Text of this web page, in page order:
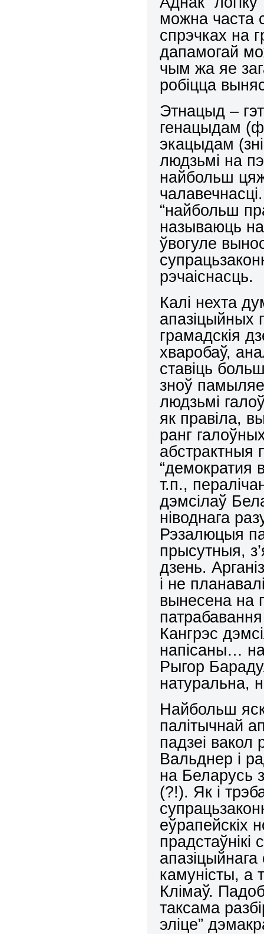
можна часта
спрэчках на
дапамогай
чым жа яе
робіцца
Этнацыд –
генацыдам
экацыдам
людзьмі на
найбольш
“найбольш
называюць
ўвогуле
рэчаіснасць.
Калі нехта
грамадскія
хваробаў,
ставіць
зноў
людзьмі
як правіла,
ранг
абстрактныя
“демократия
т.п.,
дэмсілаў
ніводнага
Рэзалюцыя
прысутныя,
дзень.
і не
вынесена на
Кангрэс
напісаны…
Рыгор
натуральна,
Найбольш
палітычнай
падзеі вакол
Вальднер і
на Беларусь
(?!). Як і
еўрапейскіх
прадстаўнікі
камуністы, а
Клімаў.
таксама
эліце”